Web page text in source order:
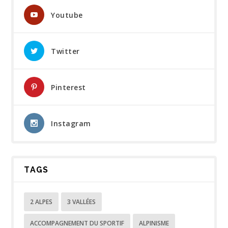
Youtube
Twitter
Pinterest
Instagram
TAGS
2 ALPES 3 VALLÉES
ACCOMPAGNEMENT DU SPORTIF ALPINISME